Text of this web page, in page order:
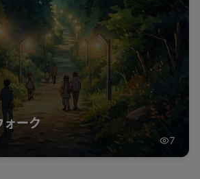
ォーク
7